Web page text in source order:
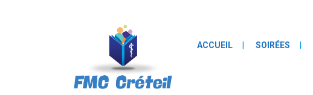
ACCUEIL SOIRÉES